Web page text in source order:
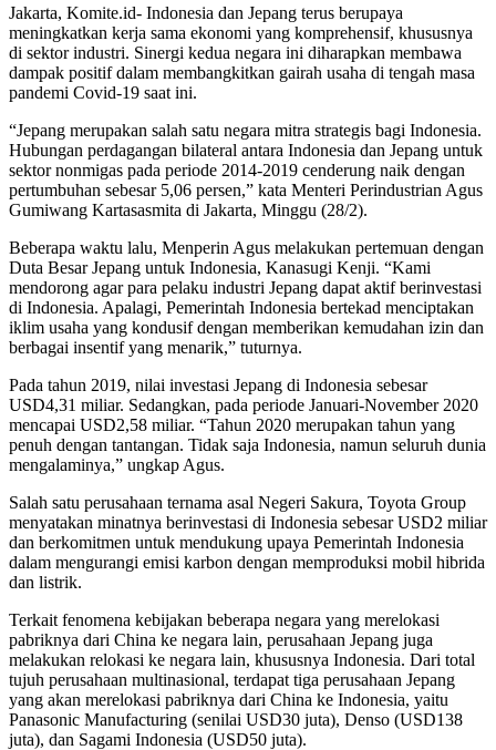
Jakarta, Komite.id- Indonesia dan Jepang terus berupaya
meningkatkan kerja sama ekonomi yang komprehensif, khususnya
di sektor industri. Sinergi kedua negara ini diharapkan membawa
dampak positif dalam membangkitkan gairah usaha di tengah masa
pandemi Covid-19 saat ini.
“Jepang merupakan salah satu negara mitra strategis bagi Indonesia.
Hubungan perdagangan bilateral antara Indonesia dan Jepang untuk
sektor nonmigas pada periode 2014-2019 cenderung naik dengan
pertumbuhan sebesar 5,06 persen,” kata Menteri Perindustrian Agus
Gumiwang Kartasasmita di Jakarta, Minggu (28/2).
Beberapa waktu lalu, Menperin Agus melakukan pertemuan dengan
Duta Besar Jepang untuk Indonesia, Kanasugi Kenji. “Kami
mendorong agar para pelaku industri Jepang dapat aktif berinvestasi
di Indonesia. Apalagi, Pemerintah Indonesia bertekad menciptakan
iklim usaha yang kondusif dengan memberikan kemudahan izin dan
berbagai insentif yang menarik,” tuturnya.
Pada tahun 2019, nilai investasi Jepang di Indonesia sebesar
USD4,31 miliar. Sedangkan, pada periode Januari-November 2020
mencapai USD2,58 miliar. “Tahun 2020 merupakan tahun yang
penuh dengan tantangan. Tidak saja Indonesia, namun seluruh dunia
mengalaminya,” ungkap Agus.
Salah satu perusahaan ternama asal Negeri Sakura, Toyota Group
menyatakan minatnya berinvestasi di Indonesia sebesar USD2 miliar
dan berkomitmen untuk mendukung upaya Pemerintah Indonesia
dalam mengurangi emisi karbon dengan memproduksi mobil hibrida
dan listrik.
Terkait fenomena kebijakan beberapa negara yang merelokasi
pabriknya dari China ke negara lain, perusahaan Jepang juga
melakukan relokasi ke negara lain, khususnya Indonesia. Dari total
tujuh perusahaan multinasional, terdapat tiga perusahaan Jepang
yang akan merelokasi pabriknya dari China ke Indonesia, yaitu
Panasonic Manufacturing (senilai USD30 juta), Denso (USD138
juta), dan Sagami Indonesia (USD50 juta).